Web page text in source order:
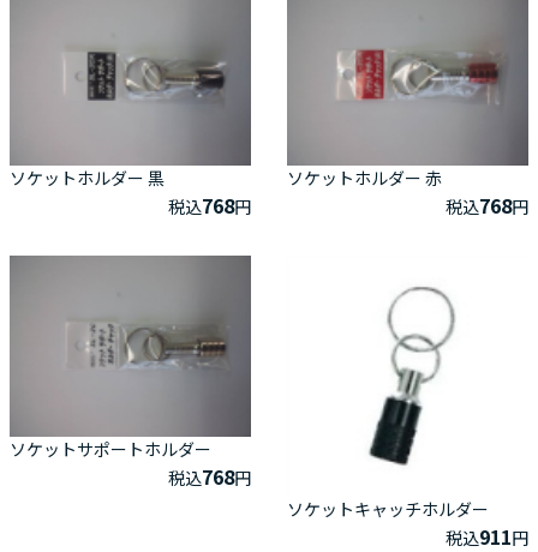
ソケットホルダー 黒
税込768円
ソケットホルダー 赤
税込768円
ソケットサポートホルダー
税込768円
ソケットキャッチホルダー
税込911円